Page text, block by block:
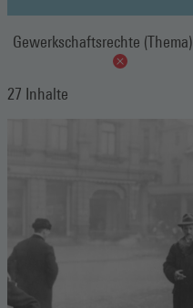
Gewerkschaftsrechte (Thema)
27 Inhalte